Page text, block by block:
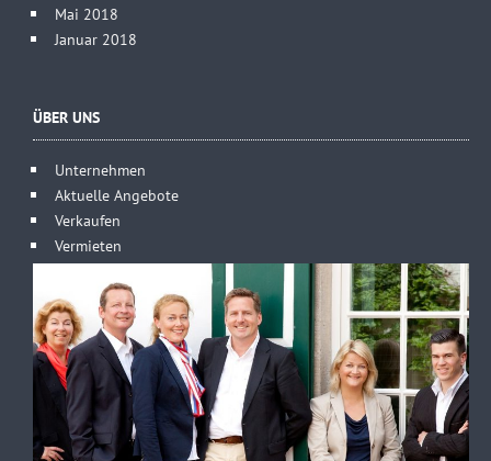
Mai 2018
Januar 2018
ÜBER UNS
Unternehmen
Aktuelle Angebote
Verkaufen
Vermieten